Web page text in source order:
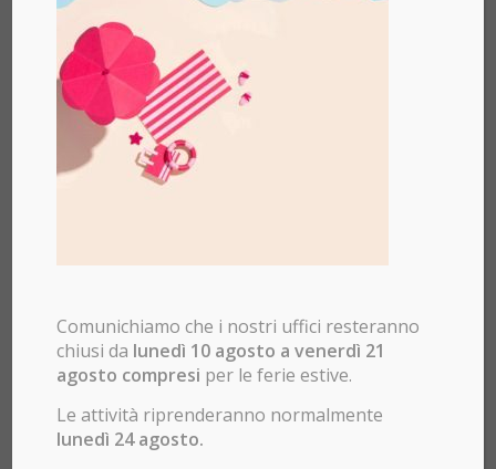
Comunichiamo che i nostri uffici resteranno
chiusi da lunedì 10 agosto a venerdì 21
agosto compresi per le ferie estive.
Le attività riprenderanno normalmente
lunedì 24 agosto.